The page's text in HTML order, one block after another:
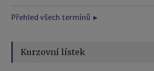
Přehled všech termínů ►
Kurzovní lístek